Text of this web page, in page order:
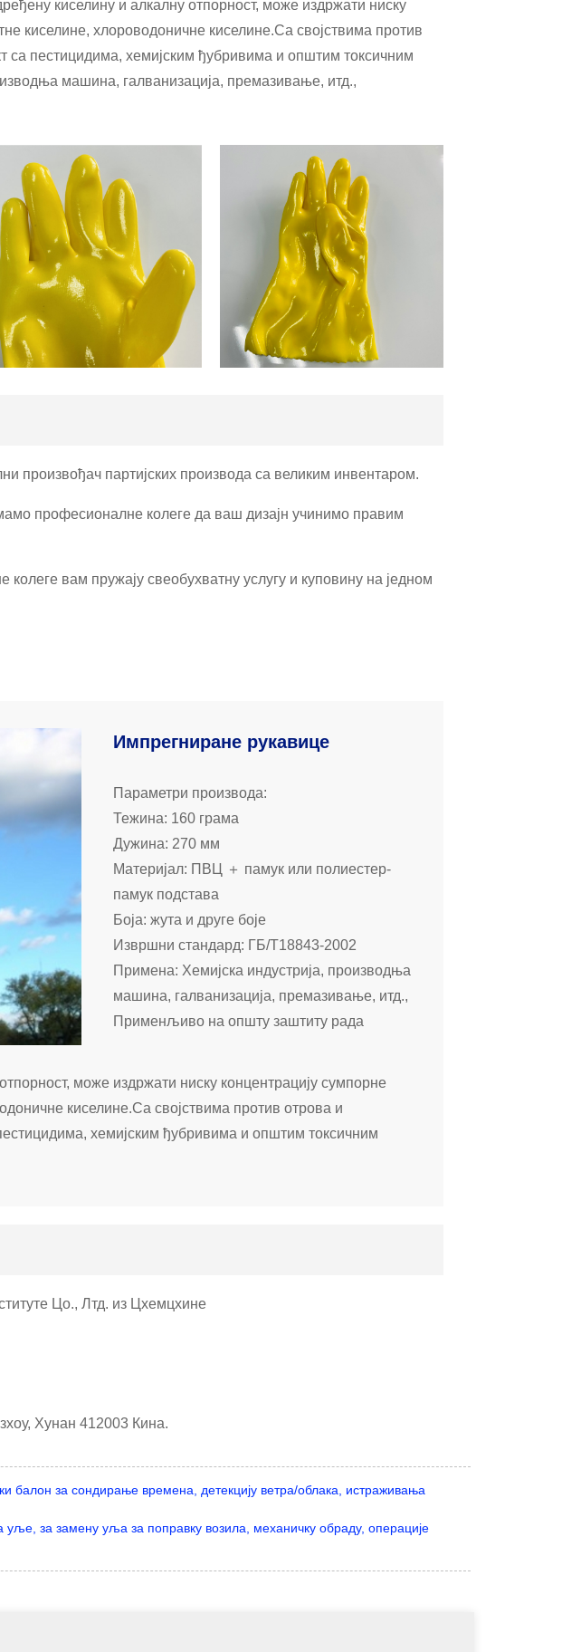
киселину и алкалну отпорност, може издржати ниску
киселине, хлороводоничне киселине.Са својствима против
са пестицидима, хемијским ђубривима и општим токсичним
машина, галванизација, премазивање, итд.,
произвођач партијских производа са великим инвентаром.
професионалне колеге да ваш дизајн учинимо правим
колеге вам пружају свеобухватну услугу и куповину на једном
Импрегниране рукавице
Параметри производа:
Тежина: 160 грама
Дужина: 270 мм
Материјал: ПВЦ ＋ памук или полиестер-
памук подстава
Боја: жута и друге боје
Извршни стандард: ГБ/Т18843-2002
Примена: Хемијска индустрија, производња
машина, галванизација, премазивање, итд.,
Применљиво на општу заштиту рада
може издржати ниску концентрацију сумпорне
киселине.Са својствима против отрова и
хемијским ђубривима и општим токсичним
Цо., Лтд. из Цхемцхине
Хунан 412003 Кина.
балон за сондирање времена, детекцију ветра/облака, истраживања
за замену уља за поправку возила, механичку обраду, операције